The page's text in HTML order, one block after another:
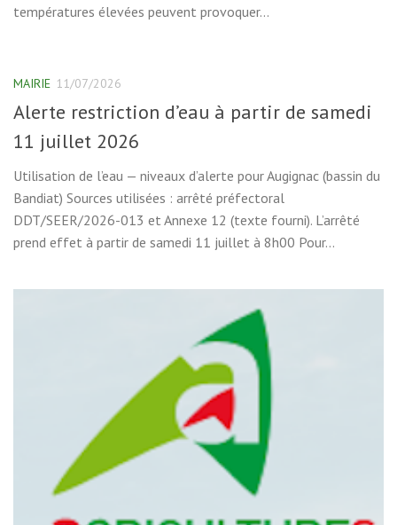
températures élevées peuvent provoquer...
MAIRIE 11/07/2026
Alerte restriction d’eau à partir de samedi
11 juillet 2026
Utilisation de l’eau — niveaux d’alerte pour Augignac (bassin du
Bandiat) Sources utilisées : arrêté préfectoral
DDT/SEER/2026-013 et Annexe 12 (texte fourni). L’arrêté
prend effet à partir de samedi 11 juillet à 8h00 Pour...